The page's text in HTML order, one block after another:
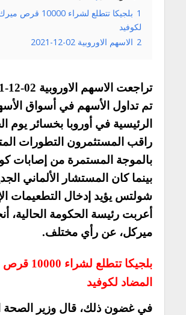
1
بلجيكا تتطلع لشراء
لكوفيد
2 الاسهم الاوروبية 02-12-2021
تم تداول الأسهم في أسواق
الرئيسية في أوروبا بخسائر يوم
راقب المستثمرون التطورات
بينما كان المستشار الألماني
شولتس يؤيد إدخال التطعيمات
أعربت رئيسة الحكومة الحالية،
ميركل، عن رأي مختلف.
بلجيكا تتطلع
المضاد لكوفيد
في غضون ذلك، قال وزير الصحة